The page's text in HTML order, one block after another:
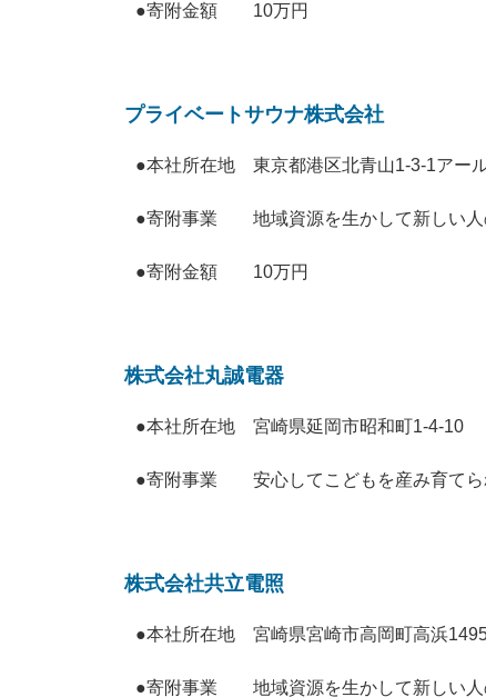
●寄附金額 10万円
プライベートサウナ株式会社
●本社所在地 東京都港区北青山1-3-1アー
●寄附事業 地域資源を生かして新しい人
●寄附金額 10万円
株式会社丸誠電器
●本社所在地 宮崎県延岡市昭和町1-4-10
●寄附事業 安心してこどもを産み育て
株式会社共立電照
●本社所在地 宮崎県宮崎市高岡町高浜
●寄附事業 地域資源を生かして新しい人